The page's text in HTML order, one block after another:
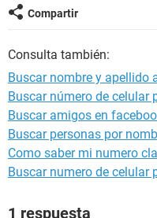
Compartir
Consulta también:
Buscar nombre y apellido
Buscar número de celular
Buscar amigos en
Buscar personas por
Como saber mi numero
Buscar numero de celular
1 respuesta